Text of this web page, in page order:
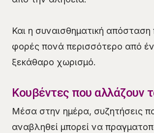
Και η συναισθηματική
φορές πονά περισσότερο από
ξεκάθαρο χωρισμό.
Κουβέντες που αλλάζουν
Μέσα στην ημέρα, συζητήσεις
αναβληθεί μπορεί να